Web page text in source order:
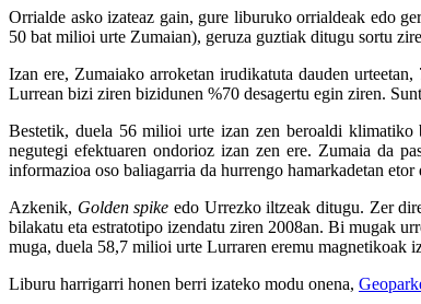
Orrialde asko izateaz gain, gure liburuko orrialdeak edo
50 bat milioi urte Zumaian), geruza guztiak ditugu sortu
Izan ere, Zumaiako arroketan irudikatuta dauden
Lurrean bizi ziren bizidunen %70 desagertu egin ziren.
Bestetik, duela 56 milioi urte izan zen beroaldi klimatiko
negutegi efektuaren ondorioz izan zen ere. Zumaia da
informazioa oso baliagarria da hurrengo hamarkadetan
Azkenik, Golden spike edo Urrezko iltzeak ditugu. Zer
bilakatu eta estratotipo izendatu ziren 2008an. Bi mugak
muga, duela 58,7 milioi urte Lurraren eremu magnetikoak
Liburu harrigarri honen berri izateko modu onena,